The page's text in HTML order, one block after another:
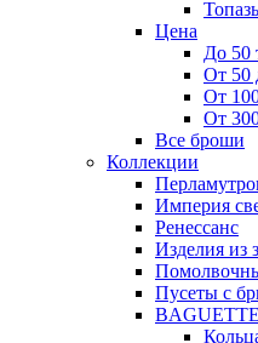
Цена
До 50
От 50
От
От
Все броши
Коллекции
Империя
Ренессанс
Изделия из
Пусеты с
BAGUETTE